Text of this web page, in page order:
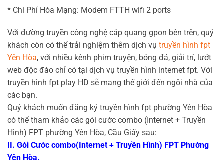
* Chi Phí Hòa Mạng: Modem FTTH wifi 2 ports
Với đường truyền công nghệ cáp quang gpon bên trên, quý
khách còn có thể trải nghiệm thêm dịch vụ truyền hình fpt
Yên Hòa, với nhiều kênh phim truyện, bóng đá, giải trí, lướt
web độc đáo chỉ có tại dịch vụ truyền hình internet fpt. Với
truyền hình fpt play HD sẽ mang thế giới đến ngôi nhà của
các bạn.
Quý khách muốn đăng ký truyền hình fpt phường Yên Hòa
có thể tham khảo các gói cước combo (Internet + Truyền
Hình) FPT phường Yên Hòa, Cầu Giấy sau:
II. Gói Cước combo(Internet + Truyền Hình) FPT Phường
Yên Hòa.